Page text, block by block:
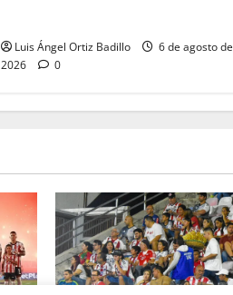
Luis Ángel Ortiz Badillo
6 de agosto de
2026
0